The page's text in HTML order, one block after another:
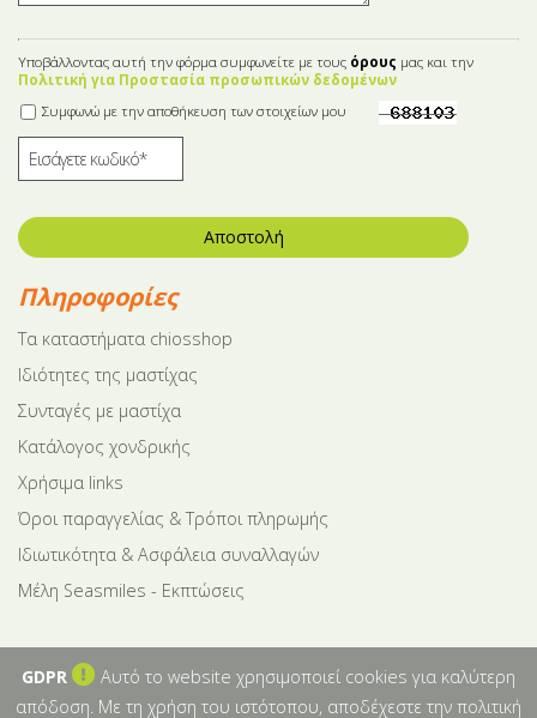
Υποβάλλοντας αυτή την φόρμα συμφωνείτε με τους όρους μας και την
Πολιτική για Προστασία προσωπικών δεδομένων
Συμφωνώ με την αποθήκευση των στοιχείων μου
Αποστολή
Πληροφορίες
Tα καταστήματα chiosshop
Ιδιότητες της μαστίχας
Συνταγές με μαστίχα
Κατάλογος χονδρικής
Χρήσιμα links
Όροι παραγγελίας & Τρόποι πληρωμής
Ιδιωτικότητα & Ασφάλεια συναλλαγών
Μέλη Seasmiles - Εκπτώσεις
GDPR
Αυτό το website χρησιμοποιεί cookies για καλύτερη
απόδοση. Με τη χρήση του ιστότοπου, αποδέχεστε την πολιτική